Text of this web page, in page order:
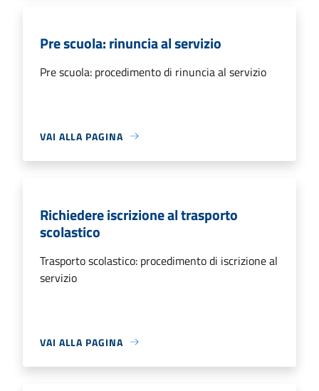
Pre scuola: rinuncia al servizio
Pre scuola: procedimento di rinuncia al servizio
VAI ALLA PAGINA
Richiedere iscrizione al trasporto
scolastico
Trasporto scolastico: procedimento di iscrizione al
servizio
VAI ALLA PAGINA